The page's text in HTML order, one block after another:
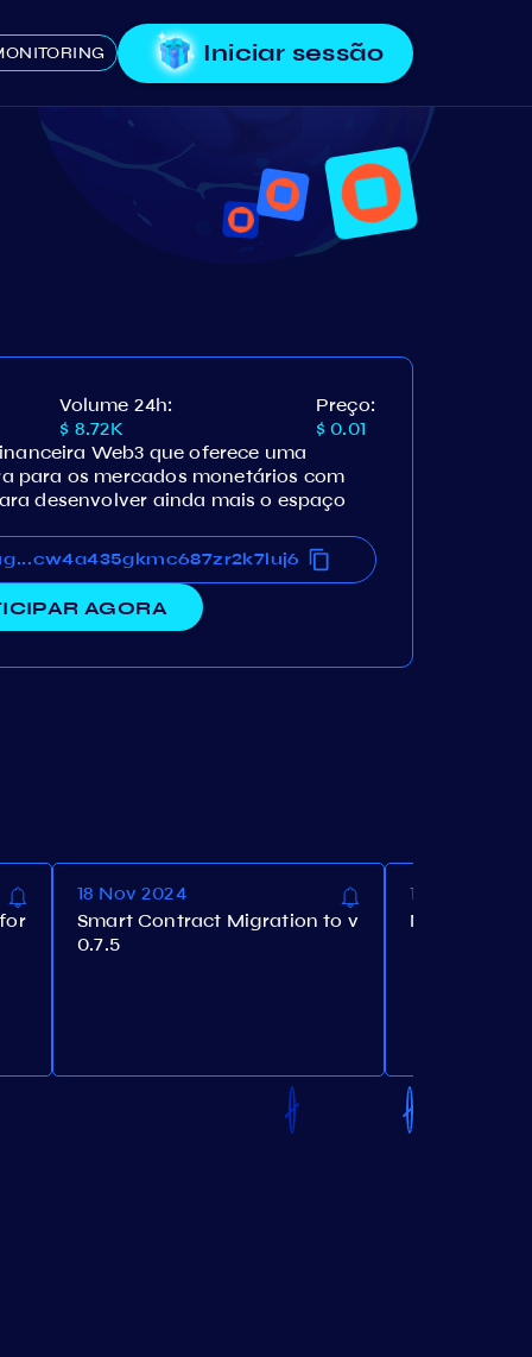
Iniciar sessão
Volume 24h:
$ 8.72K
Preço:
$ 0.01
Web3 que oferece uma
para os mercados monetários com
desenvolver ainda mais o espaço
...
AGORA
18 Nov 2024
Smart Contract Migration to v
0.7.5
18 Nov 2024
Nolus